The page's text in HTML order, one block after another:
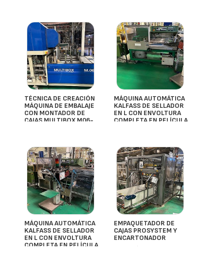
TÉCNICA DE CREACIÓN
MÁQUINA DE EMBALAJE
CON MONTADOR DE
CAJAS MULTIBOX M06-
MÁQUINA AUTOMÁTICA
KALFASS DE SELLADOR
EN L CON ENVOLTURA
COMPLETA EN PELÍCULA
MÁQUINA AUTOMÁTICA
KALFASS DE SELLADOR
EN L CON ENVOLTURA
COMPLETA EN PELÍCULA
EMPAQUETADOR DE
CAJAS PROSYSTEM Y
ENCARTONADOR
- España